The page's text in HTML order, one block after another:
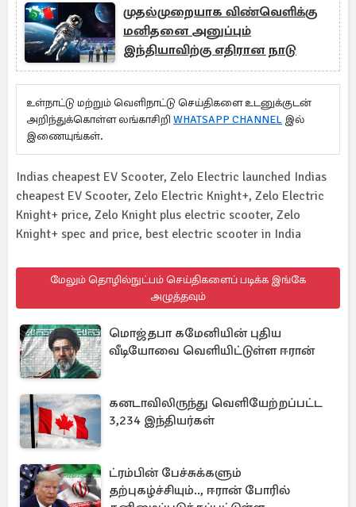
முதல்முறையாக விண்வெளிக்கு
மனிதனை அனுப்பும்
இந்தியாவிற்கு எதிரான நாடு
உள்நாட்டு மற்றும் வெளிநாட்டு செய்திகளை உடனுக்குடன்
அறிந்துக்கொள்ள லங்காசிறி WHATSAPP CHANNEL இல்
இணையுங்கள்.
Indias cheapest EV Scooter, Zelo Electric launched Indias
cheapest EV Scooter, Zelo Electric Knight+, Zelo Electric
Knight+ price, Zelo Knight plus electric scooter, Zelo
Knight+ spec and price, best electric scooter in India
மேலும் தொழில்நுட்பம் செய்திகளைப் படிக்க இங்கே
அழுத்தவும்
மொஜ்தபா கமேனியின் புதிய
வீடியோவை வெளியிட்டுள்ள ஈரான்
கனடாவிலிருந்து வெளியேற்றப்பட்ட
3,234 இந்தியர்கள்
ட்ரம்பின் பேச்சுக்களும்
தற்புகழ்ச்சியும்.., ஈரான் போரில்